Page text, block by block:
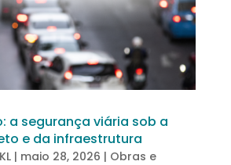
a segurança viária sob a
e da infraestrutura
| maio 28, 2026 | Obras e